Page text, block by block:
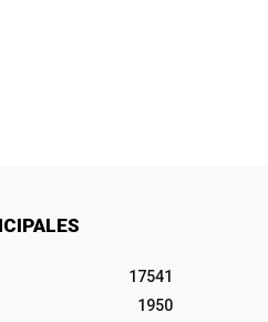
17541
1950